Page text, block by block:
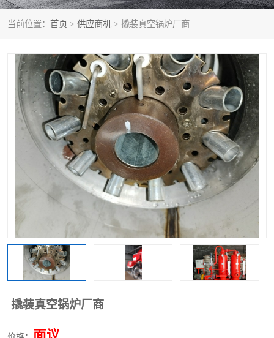
当前位置： 首页 > 供应商机 > 撬装真空锅炉厂商
撬装真空锅炉厂商